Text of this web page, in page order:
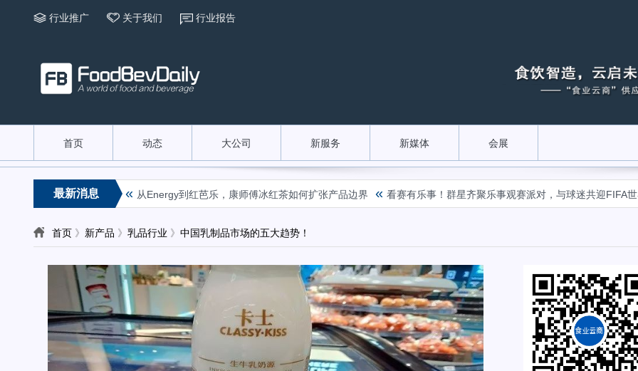
行业推广 关于我们 行业报告
首页 动态 大公司 新服务 新媒体 会展
最新消息
行业在地化种草指南 从Energy到红芭乐，康师傅冰红茶如何扩张产品边界 « 看赛有乐事！群星齐聚乐事观赛派对，与球迷共迎FIFA世界
首页 》 新产品 》 乳品行业 》 中国乳制品市场的五大趋势！